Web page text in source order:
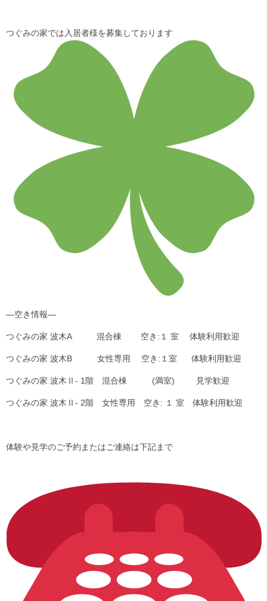
つぐみの家では入居者様を募集しております
―空き情報―
つぐみの家 波木A 混合棟 空き:１ 室 体験利用歓迎
つぐみの家 波木B 女性専用 空き:１室 体験利用歓迎
つぐみの家 波木Ⅱ- 1階 混合棟 (満室) 見学歓迎
つぐみの家 波木Ⅱ- 2階 女性専用 空き: １ 室 体験利用歓迎
体験や見学のご予約またはご連絡は下記まで